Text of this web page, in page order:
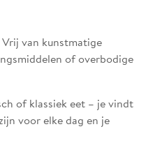
Vrij van kunstmatige
of overbodige
of klassiek eet – je vindt
voor elke dag en je